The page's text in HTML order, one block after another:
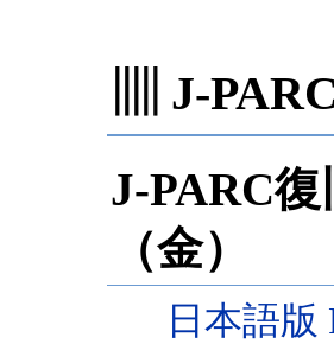
▥ J-
J-PARC
（金）
日本語版